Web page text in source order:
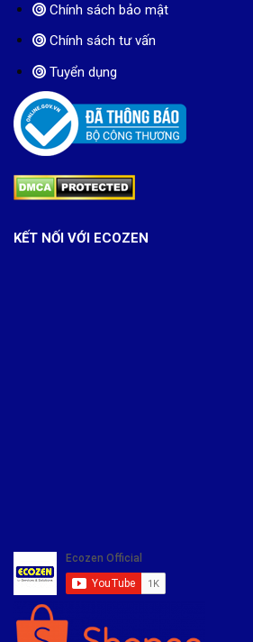
Chính sách bảo mật
Chính sách tư vấn
Tuyển dụng
KẾT NỐI VỚI ECOZEN